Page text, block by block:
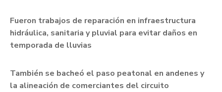
Fueron trabajos de reparación en infraestructura
hidráulica, sanitaria y pluvial para evitar daños en
temporada de lluvias
También se bacheó el paso peatonal en andenes y
la alineación de comerciantes del circuito